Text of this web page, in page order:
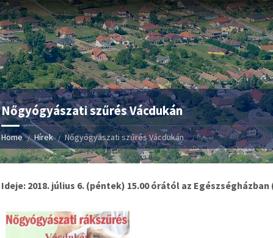
Nőgyógyászati szűrés Vácdukán
Home Hírek Nőgyógyászati szűrés Vácdukán
Ideje: 2018. július 6. (péntek) 15.00 órától az